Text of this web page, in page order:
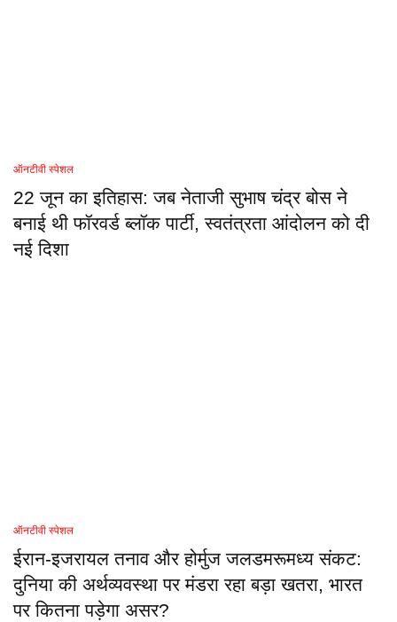
ऑनटीवी स्पेशल
22 जून का इतिहास: जब नेताजी सुभाष चंद्र बोस ने
बनाई थी फॉरवर्ड ब्लॉक पार्टी, स्वतंत्रता आंदोलन को दी
नई दिशा
ऑनटीवी स्पेशल
ईरान-इजरायल तनाव और होर्मुज जलडमरूमध्य संकट:
दुनिया की अर्थव्यवस्था पर मंडरा रहा बड़ा खतरा, भारत
पर कितना पड़ेगा असर?